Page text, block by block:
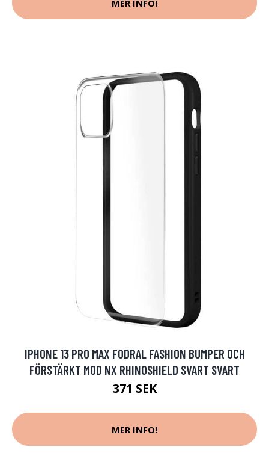
MER INFO!
IPHONE 13 PRO MAX FODRAL FASHION BUMPER OCH
FÖRSTÄRKT MOD NX RHINOSHIELD SVART SVART
371 SEK
MER INFO!